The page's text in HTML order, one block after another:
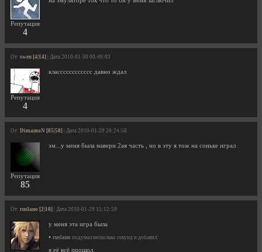
Репутация
4
От: swen [4|14] | Дата 2010-01-30 00:49:03
Репутация
4
класссссссссссс давно ждал
От: DimamoN [85|58] | Дата 2010-01-29 20:24:58
Репутация
85
эм...у меня была наверн 2ая часть , но в эту я тож на соньке играл
От: ruslano [2|10] | Дата 2010-01-29 15:12:59
у меня эта игра была
• ruslano подумал несколько секунд и добавил:
я её всё прошол